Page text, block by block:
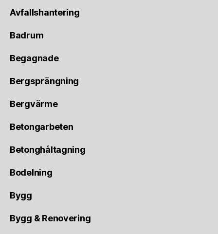
Avfallshantering
Badrum
Begagnade
Bergsprängning
Bergvärme
Betongarbeten
Betonghåltagning
Bodelning
Bygg
Bygg & Renovering